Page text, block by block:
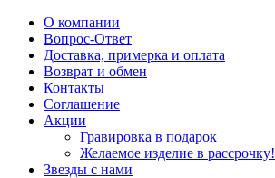
О компании
Вопрос-Ответ
Доставка, примерка и оплата
Возврат и обмен
Контакты
Соглашение
Акции
Гравировка в подарок
Желаемое изделие в рассрочку!
Звезды с нами